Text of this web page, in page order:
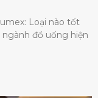
Loại nào tốt
đồ uống hiện